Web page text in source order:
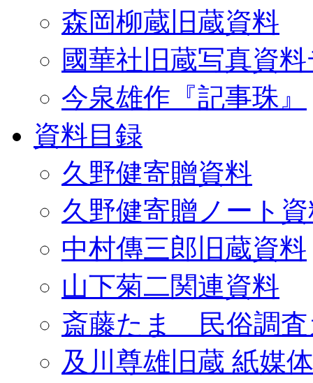
森岡柳蔵旧蔵資料
國華社旧蔵写真資
今泉雄作『記事珠』
資料目録
久野健寄贈資料
久野健寄贈ノート
中村傳三郎旧蔵資料
山下菊二関連資料
斎藤たま 民俗調査
及川尊雄旧蔵 紙媒